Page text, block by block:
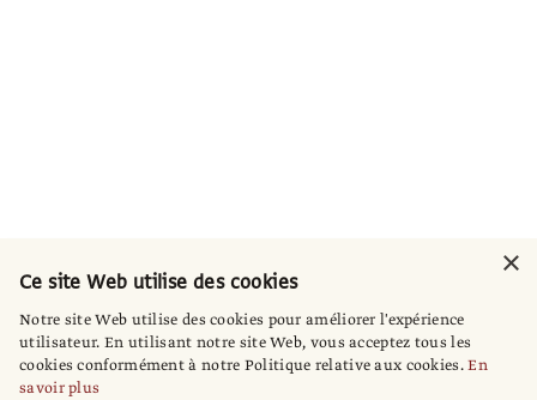
×
Ce site Web utilise des cookies
Notre site Web utilise des cookies pour améliorer l'expérience
utilisateur. En utilisant notre site Web, vous acceptez tous les
cookies conformément à notre Politique relative aux cookies.En
savoir plus